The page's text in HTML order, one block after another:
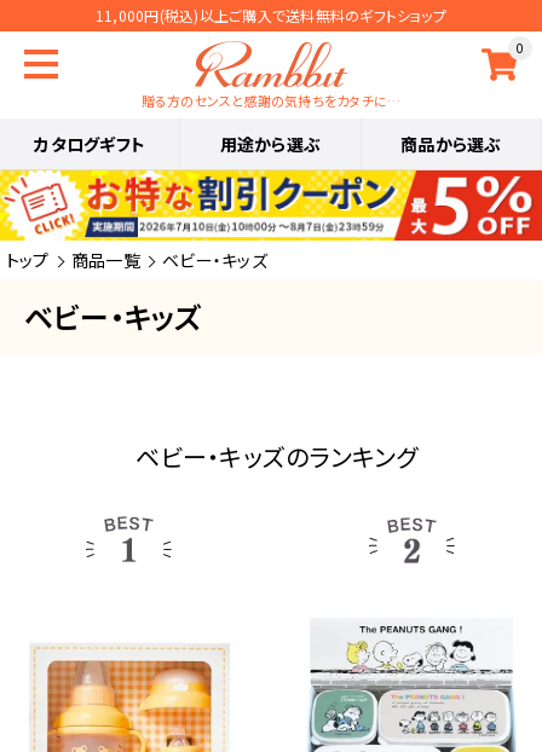
11,000円(税込)以上ご購入で送料無料のギフトショップ
0
贈る方のセンスと感謝の気持ちをカタチに…
カタログギフト 用途から選ぶ 商品から選ぶ
トップ 商品一覧 ベビー・キッズ
ベビー・キッズ
ベビー・キッズのランキング